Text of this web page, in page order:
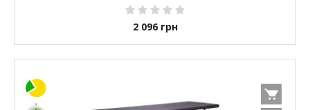
2 096 грн